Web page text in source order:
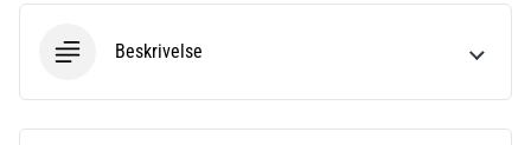
plantar
fasciitis.
Hvad
skyldes…
Beskrivelse